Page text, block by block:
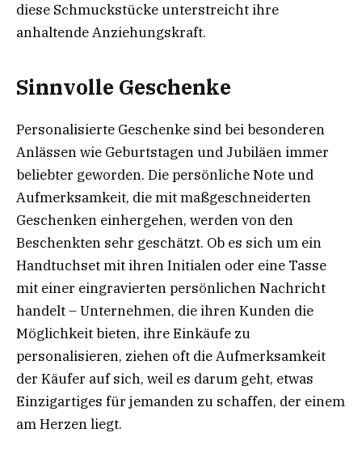
diese Schmuckstücke unterstreicht ihre
anhaltende Anziehungskraft.
Sinnvolle Geschenke
Personalisierte Geschenke sind bei besonderen
Anlässen wie Geburtstagen und Jubiläen immer
beliebter geworden. Die persönliche Note und
Aufmerksamkeit, die mit maßgeschneiderten
Geschenken einhergehen, werden von den
Beschenkten sehr geschätzt. Ob es sich um ein
Handtuchset mit ihren Initialen oder eine Tasse
mit einer eingravierten persönlichen Nachricht
handelt – Unternehmen, die ihren Kunden die
Möglichkeit bieten, ihre Einkäufe zu
personalisieren, ziehen oft die Aufmerksamkeit
der Käufer auf sich, weil es darum geht, etwas
Einzigartiges für jemanden zu schaffen, der einem
am Herzen liegt.